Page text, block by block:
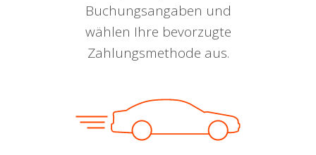
Buchungsangaben und
wählen Ihre bevorzugte
Zahlungsmethode aus.